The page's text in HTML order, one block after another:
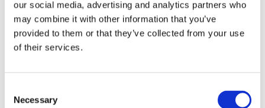
our social media, advertising and analytics partners who
may combine it with other information that you’ve
provided to them or that they’ve collected from your use
of their services.
Selection
Necessary